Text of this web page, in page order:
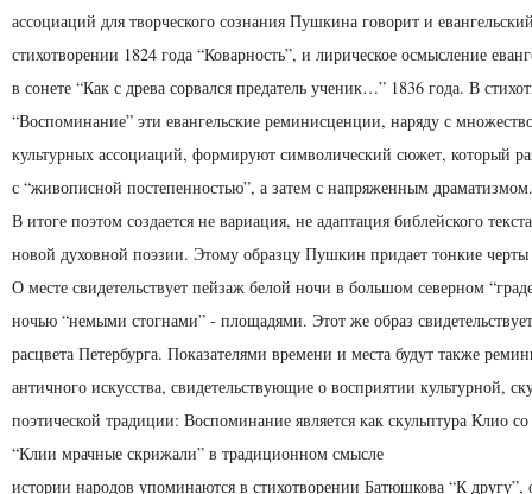
ассоциаций для творческого сознания Пушкина говорит и
стихотворении 1824 года “Коварность”, и лирическое осмысление
в сонете “Как с древа сорвался предатель ученик…” 1836 года. В
“Воспоминание” эти евангельские реминисценции, наряду с
культурных ассоциаций, формируют символический сюжет, который
с “живописной постепенностью”, а затем с напряженным драматизмом.
В итоге поэтом создается не вариация, не адаптация библейского
новой духовной поэзии. Этому образцу Пушкин придает тонкие
О месте свидетельствует пейзаж белой ночи в большом се­верном
ночью “немыми стогнами” - пло­щадями. Этот же образ
расцвета Петербурга. Показателями времени и места будут также
античного искусства, свидетельствующие о вос­приятии культурной,
поэтической традиции: Воспоминание является как скульптура Клио
“Клии мрачные скрижали” в традиционном смысле
истории народов упоминаются в стихотворении Батюшкова “К другу”,